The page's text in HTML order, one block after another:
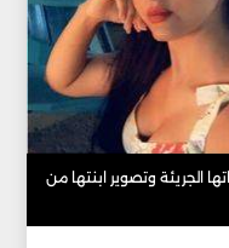
الجريئة وتصوير ابنتها من